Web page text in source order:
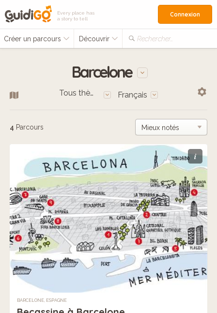
Every place has
a story to tell
Créer un parcours Découvrir Rechercher…
Connexion
Barcelone
Tous thèmes Français
4 Parcours
i
BARCELONE, ESPAGNE